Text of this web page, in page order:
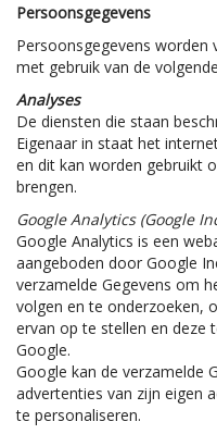
Persoonsgegevens
Persoonsgegevens worden
met gebruik van de
Analyses
De diensten die staan
Eigenaar in staat het
en dit kan worden gebruikt
brengen.
Google Analytics (Google
Google Analytics is een
aangeboden door Google
verzamelde Gegevens om
volgen en te onderzoeken,
ervan op te stellen en deze
Google.
Google kan de verzamelde
advertenties van zijn eigen
te personaliseren.